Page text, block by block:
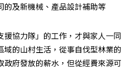
的及新機械、產品設計補助等
援協力隊」的工作，才與家人一同
域的山村生活，從事自伐型林業的
政府發放的薪水，但從經費來源可